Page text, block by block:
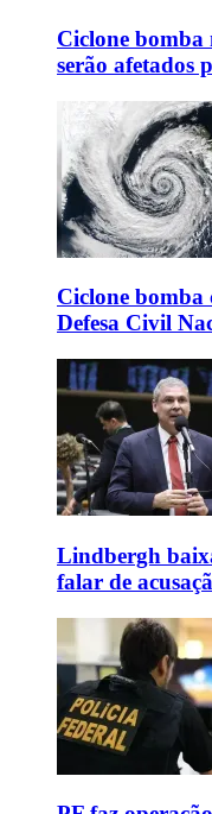
Ciclone bomba
serão afetados
Ciclone bomba
Defesa Civil
Lindbergh
falar de